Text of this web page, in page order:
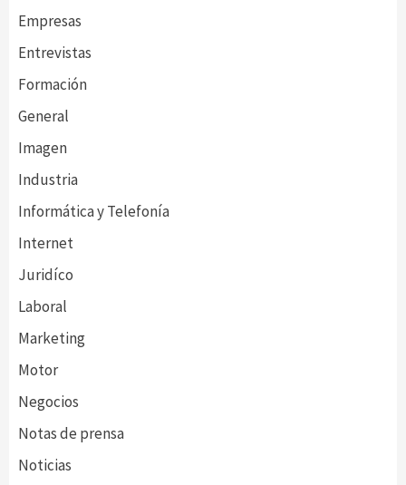
Empresas
Entrevistas
Formación
General
Imagen
Industria
Informática y Telefonía
Internet
Juridíco
Laboral
Marketing
Motor
Negocios
Notas de prensa
Noticias